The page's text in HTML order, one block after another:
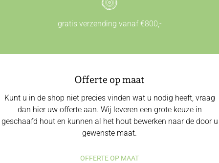
gratis verzending vanaf €800,-
Offerte op maat
Kunt u in de shop niet precies vinden wat u nodig heeft, vraag
dan hier uw offerte aan. Wij leveren een grote keuze in
geschaafd hout en kunnen al het hout bewerken naar de door u
gewenste maat.
OFFERTE OP MAAT